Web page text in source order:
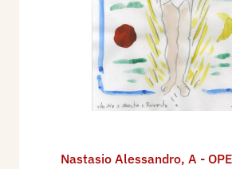
Nastasio Alessandro, A -